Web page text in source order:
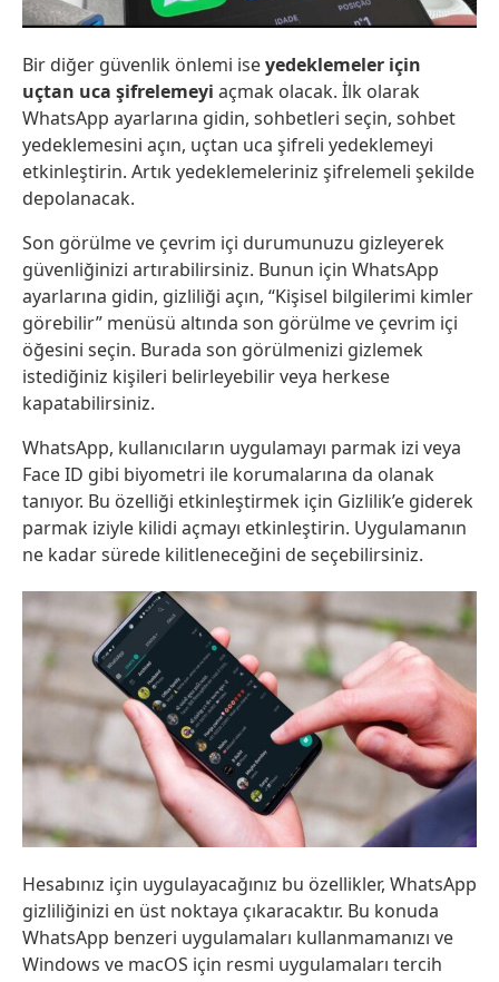
Bir diğer güvenlik önlemi iseyedeklemeler için
uçtan uca şifrelemeyi açmak olacak. İlk olarak
WhatsApp ayarlarına gidin, sohbetleri seçin, sohbet
yedeklemesini açın, uçtan uca şifreli yedeklemeyi
etkinleştirin. Artık yedeklemeleriniz şifrelemeli şekilde
depolanacak.
Son görülme ve çevrim içi durumunuzu gizleyerek
güvenliğinizi artırabilirsiniz. Bunun için WhatsApp
ayarlarına gidin, gizliliği açın, “Kişisel bilgilerimi kimler
görebilir” menüsü altında son görülme ve çevrim içi
öğesini seçin. Burada son görülmenizi gizlemek
istediğiniz kişileri belirleyebilir veya herkese
kapatabilirsiniz.
WhatsApp, kullanıcıların uygulamayı parmak izi veya
Face ID gibi biyometri ile korumalarına da olanak
tanıyor. Bu özelliği etkinleştirmek için Gizlilik’e giderek
parmak iziyle kilidi açmayı etkinleştirin. Uygulamanın
ne kadar sürede kilitleneceğini de seçebilirsiniz.
Hesabınız için uygulayacağınız bu özellikler, WhatsApp
gizliliğinizi en üst noktaya çıkaracaktır. Bu konuda
WhatsApp benzeri uygulamaları kullanmamanızı ve
Windows ve macOS için resmi uygulamaları tercih